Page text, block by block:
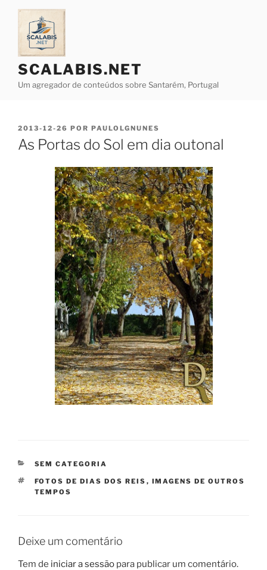
Saltar
conteúdo
SCALABIS.NET
Um agregador de conteúdos sobre Santarém, Portugal
PUBLICADO
EM
2013-12-26 POR PAULOLGNUNES
As Portas do Sol em dia outonal
CATEGORIAS
SEM CATEGORIA
ETIQUETAS
FOTOS DE DIAS DOS REIS , IMAGENS DE OUTROS
TEMPOS
Deixe um comentário
Tem de iniciar a sessão para publicar um comentário.